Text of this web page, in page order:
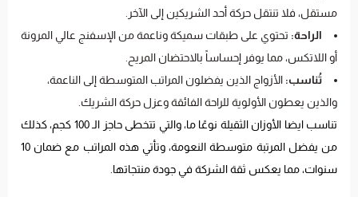
مستقل، فلا تنتقل حركة أحد الشريكين إلى الآخر.
الراحة: تحتوي على طبقات سميكة وناعمة من الإسفنج عالي المرونة
أو اللاتكس، مما يوفر إحساساً بالاحتضان المريح.
تُناسب: الأزواج الذين يفضلون المراتب المتوسطة إلى الناعمة،
والذين يعطون الأولوية للراحة الفائقة وعزل حركة الشريك.
تناسب ايضا الأوزان الثقيلة نوعًا ما، والتي تتخطى حاجز الـ 100 كجم، كذلك
من يفضل المرتبة متوسطة النعومة، وتأتي هذه المراتب مع ضمان 10
سنوات، مما يعكس ثقة الشركة في جودة منتجاتها.